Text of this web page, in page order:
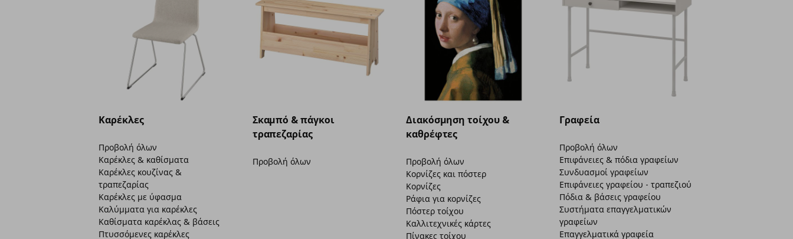
Καρέκλες
Προβολή όλων
Καρέκλες & καθίσματα
Καρέκλες κουζίνας &
τραπεζαρίας
Καρέκλες με ύφασμα
Καλύμματα για καρέκλες
Καθίσματα καρέκλας & βάσεις
Πτυσσόμενες καρέκλες
Σκαμπό & πάγκοι
τραπεζαρίας
Προβολή όλων
Διακόσμηση τοίχου &
καθρέφτες
Προβολή όλων
Κορνίζες και πόστερ
Κορνίζες
Ράφια για κορνίζες
Πόστερ τοίχου
Καλλιτεχνικές κάρτες
Πίνακες τοίχου
Γραφεία
Προβολή όλων
Επιφάνειες & πόδια γραφείων
Συνδυασμοί γραφείων
Επιφάνειες γραφείου - τραπεζιού
Πόδια & βάσεις γραφείου
Συστήματα επαγγελματικών
γραφείων
Επαγγελματικά γραφεία